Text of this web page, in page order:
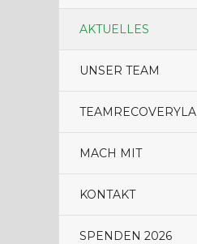
AKTUELLES
UNSER TEAM
MACH MIT
KONTAKT
SPENDEN 2026